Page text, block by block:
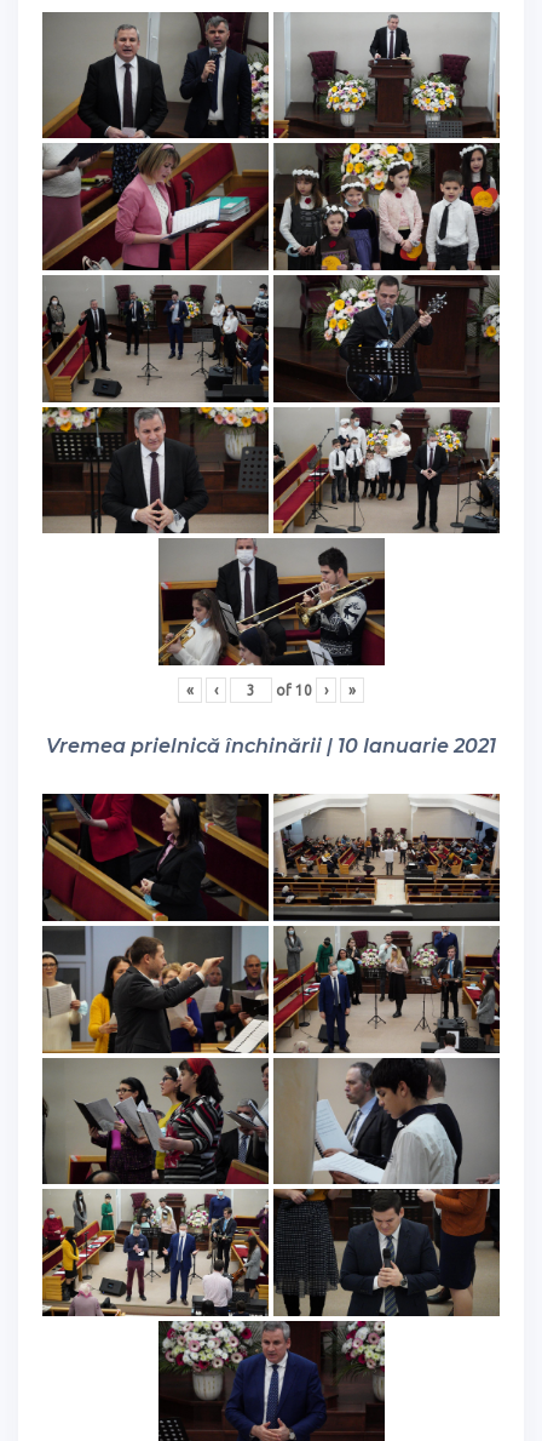
« ‹ of 10 › »
Vremea prielnică închinării | 10 Ianuarie 2021